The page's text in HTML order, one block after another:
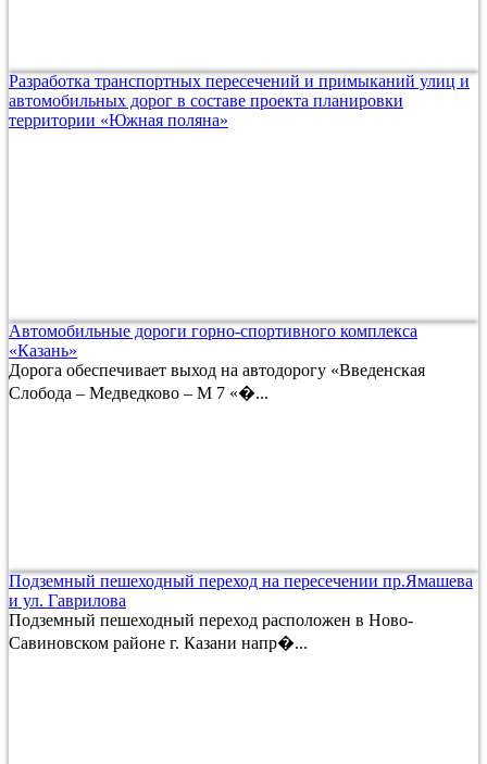
Разработка транспортных пересечений и примыканий улиц и
автомобильных дорог в составе проекта планировки
территории «Южная поляна»
Автомобильные дороги горно-спортивного комплекса
«Казань»
Дорога обеспечивает выход на автодорогу «Введенская
Слобода – Медведково – М 7 «�...
Подземный пешеходный переход на пересечении пр.Ямашева
и ул. Гаврилова
Подземный пешеходный переход расположен в Ново-
Савиновском районе г. Казани напр�...